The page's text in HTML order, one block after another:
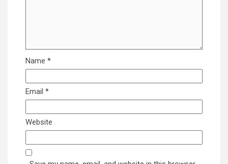
Name *
Email *
Website